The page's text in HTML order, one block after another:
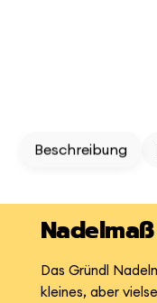
Beschreibung
Das Gründl
kleines, aber